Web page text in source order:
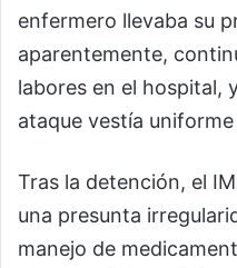
enfermero llevaba su
aparentemente,
labores en el hospital,
ataque vestía
Tras la detención, el
una presunta
manejo de